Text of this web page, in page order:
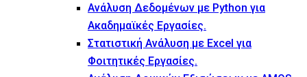
Ανάλυση Δεδομένων με Python για
Ακαδημαϊκές Εργασίες.
Στατιστική Ανάλυση με Excel για
Φοιτητικές Εργασίες.